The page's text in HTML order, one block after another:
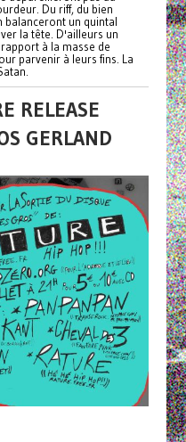
Du riff, du bien
balanceront un quintal
la tête. D'ailleurs un
à la masse de
parvenir à leurs fins. La
RELEASE
GERLAND